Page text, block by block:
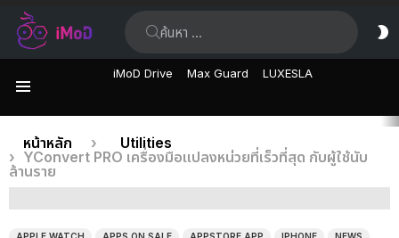
iMoD Drive Max Guard LUXESLA
เรื่อง
ล่าสุด
คุณอยู่ที่นี่:
หน้าหลัก
Utilities
YConvert PRO เครื่องมือแปลงหน่วยที่เร็วที่สุด กับผู้ใช้นับ
ล้านราย